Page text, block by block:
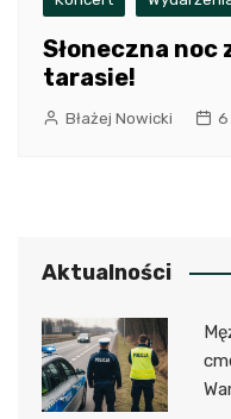
Słoneczna noc
tarasie!
Błażej Nowicki
Aktualności